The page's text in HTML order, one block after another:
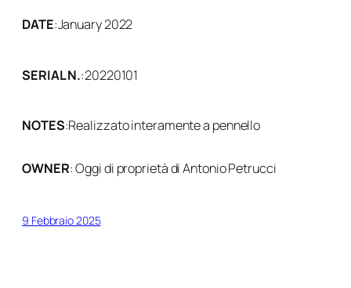
DATE:January 2022
SERIAL N.:20220101
NOTES:Realizzato interamente a pennello
OWNER: Oggi di proprietà di Antonio Petrucci
9 Febbraio 2025